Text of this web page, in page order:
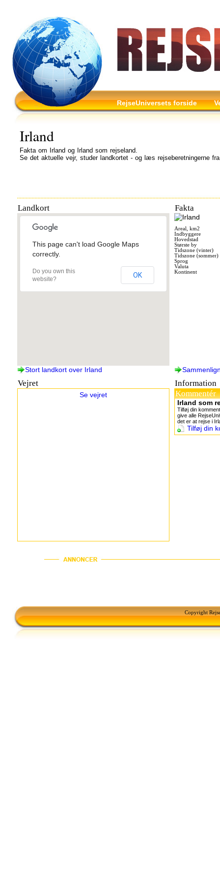
RejseUniversets forside
Irland
Fakta om Irland og Irland som rejseland.
Se det aktuelle vejr, studer landkortet - og læs rejseberetningerne
Landkort
This page can't load Google Maps
correctly.
Do you own this
website?
OK
Fakta
Areal, km2
Indbyggere
Hovedstad
Største by
Tidszone (vinter)
Tidszone (sommer)
Sprog
Valuta
Kontinent
Stort landkort over Irland
Vejret
Se vejret
Information
Kommentér
Irland som
Tilføj din
give alle
det er at rejse i
Tilføj din
Copyright